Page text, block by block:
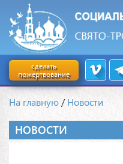
сделать
пожертвование
На главную /Новости
НОВОСТИ